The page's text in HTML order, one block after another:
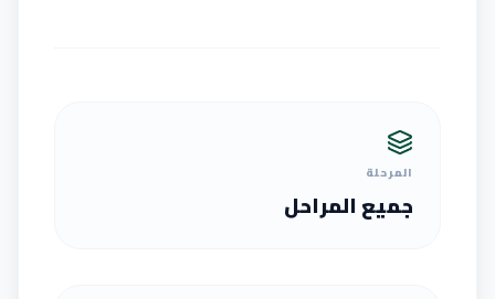
المرحلة
جميع المراحل